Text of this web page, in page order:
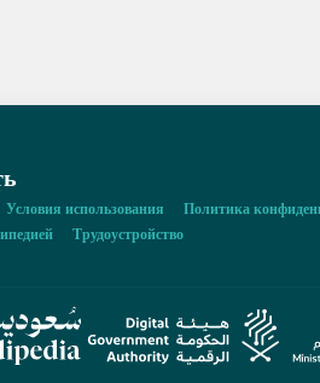
Условия использования Политика
Трудоустройство